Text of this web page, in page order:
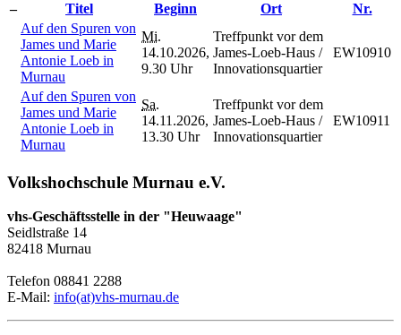
– Titel Beginn Ort
Nr.
Auf den Spuren von
James und Marie
Antonie Loeb in
Murnau
Mi.
14.10.2026,
9.30 Uhr
Treffpunkt vor dem
James-Loeb-Haus /
Innovationsquartier
EW10910
Auf den Spuren von
James und Marie
Antonie Loeb in
Murnau
Sa.
14.11.2026,
13.30 Uhr
Treffpunkt vor dem
James-Loeb-Haus /
Innovationsquartier
EW10911
Volkshochschule Murnau e.V.
vhs-Geschäftsstelle in der "Heuwaage"
Seidlstraße 14
82418 Murnau
Telefon 08841 2288
E-Mail: info(at)vhs-murnau.de